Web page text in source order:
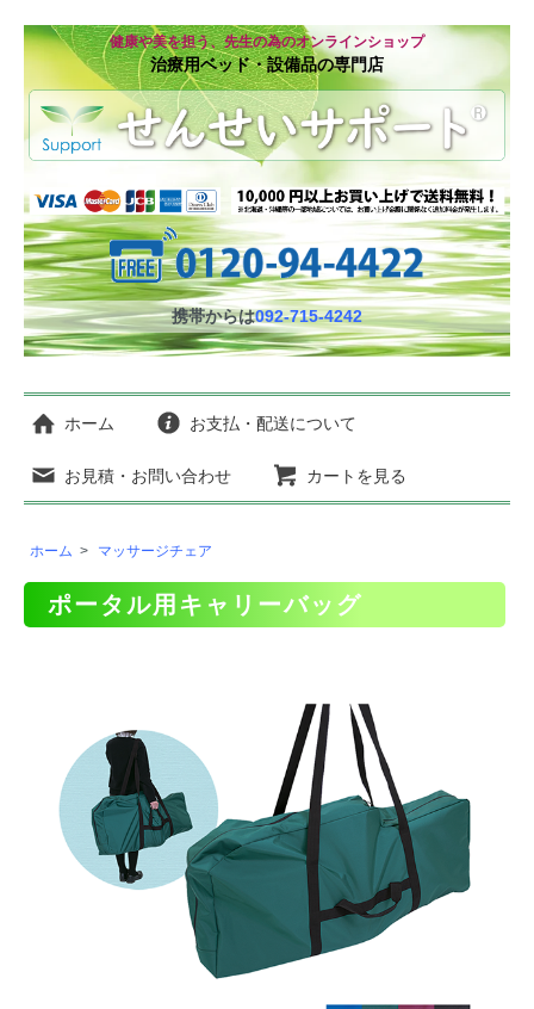
健康や美を担う、先生の為のオンラインショップ
治療用ベッド・設備品の専門店
携帯からは092-715-4242
ホーム お支払・配送について
お見積・お問い合わせ カートを見る
ホーム > マッサージチェア
ポータル用キャリーバッグ